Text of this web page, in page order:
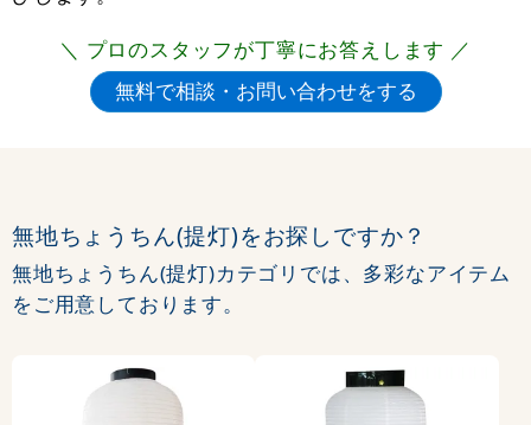
＼ プロのスタッフが丁寧にお答えします ／
無地ちょうちん(提灯)をお探しですか？
無地ちょうちん(提灯)カテゴリでは、多彩なアイテム
をご用意しております。